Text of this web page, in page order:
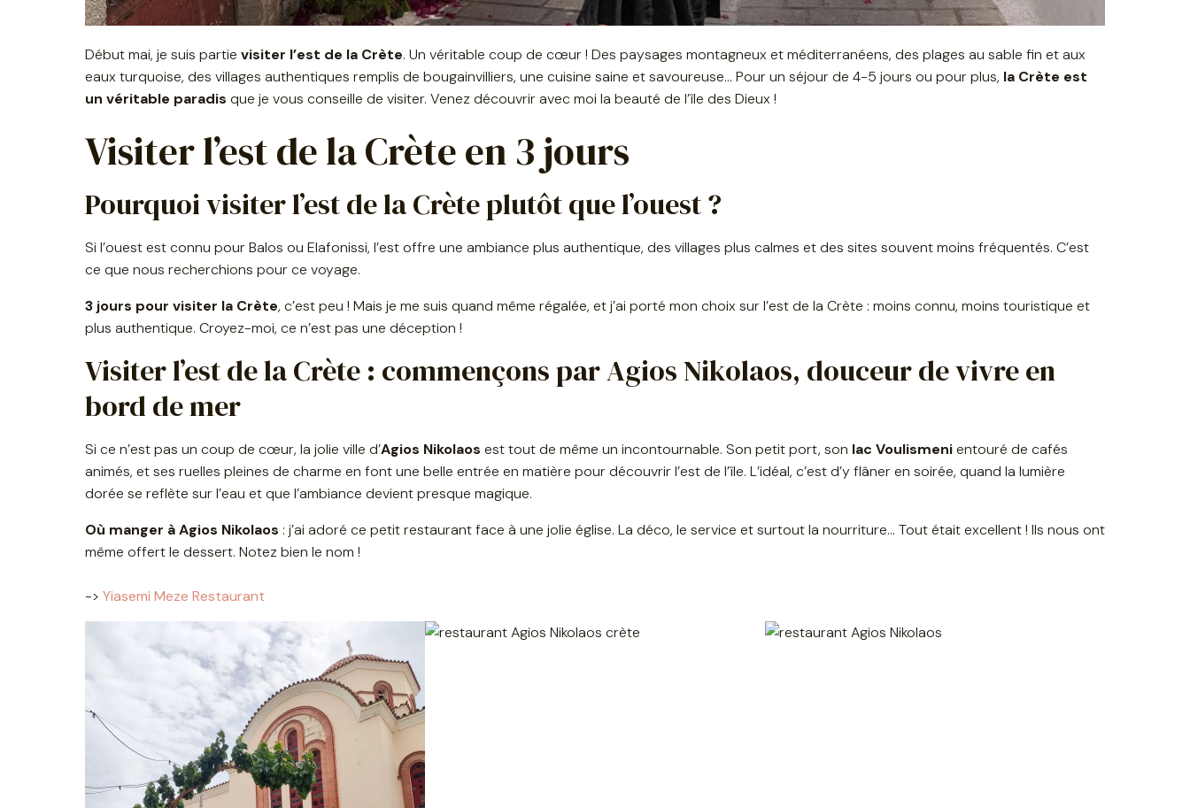
Début mai, je suis partie visiter l’est de la Crète. Un véritable coup de cœur ! Des paysages montagneux et méditerranéens, des plages au sable fin et aux
eaux turquoise, des villages authentiques remplis de bougainvilliers, une cuisine saine et savoureuse… Pour un séjour de 4-5 jours ou pour plus, la Crète est
un véritable paradis que je vous conseille de visiter. Venez découvrir avec moi la beauté de l’île des Dieux !
Visiter l’est de la Crète en 3 jours
Pourquoi visiter l’est de la Crète plutôt que l’ouest ?
Si l’ouest est connu pour Balos ou Elafonissi, l’est offre une ambiance plus authentique, des villages plus calmes et des sites souvent moins fréquentés. C’est
ce que nous recherchions pour ce voyage.
3 jours pour visiter la Crète, c’est peu ! Mais je me suis quand même régalée, et j’ai porté mon choix sur l’est de la Crète : moins connu, moins touristique et
plus authentique. Croyez-moi, ce n’est pas une déception !
Visiter l’est de la Crète : commençons par Agios Nikolaos, douceur de vivre en
bord de mer
Si ce n’est pas un coup de cœur, la jolie ville d’Agios Nikolaos est tout de même un incontournable. Son petit port, son lac Voulismenientouré de cafés
animés, et ses ruelles pleines de charme en font une belle entrée en matière pour découvrir l’est de l’île. L’idéal, c’est d’y flâner en soirée, quand la lumière
dorée se reflète sur l’eau et que l’ambiance devient presque magique.
Où manger à Agios Nikolaos : j’ai adoré ce petit restaurant face à une jolie église. La déco, le service et surtout la nourriture… Tout était excellent ! Ils nous ont
même offert le dessert. Notez bien le nom !
-> Yiasemi Meze Restaurant